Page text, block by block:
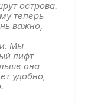
острова.
теперь
важно,
Мы
лифт
она
удобно,